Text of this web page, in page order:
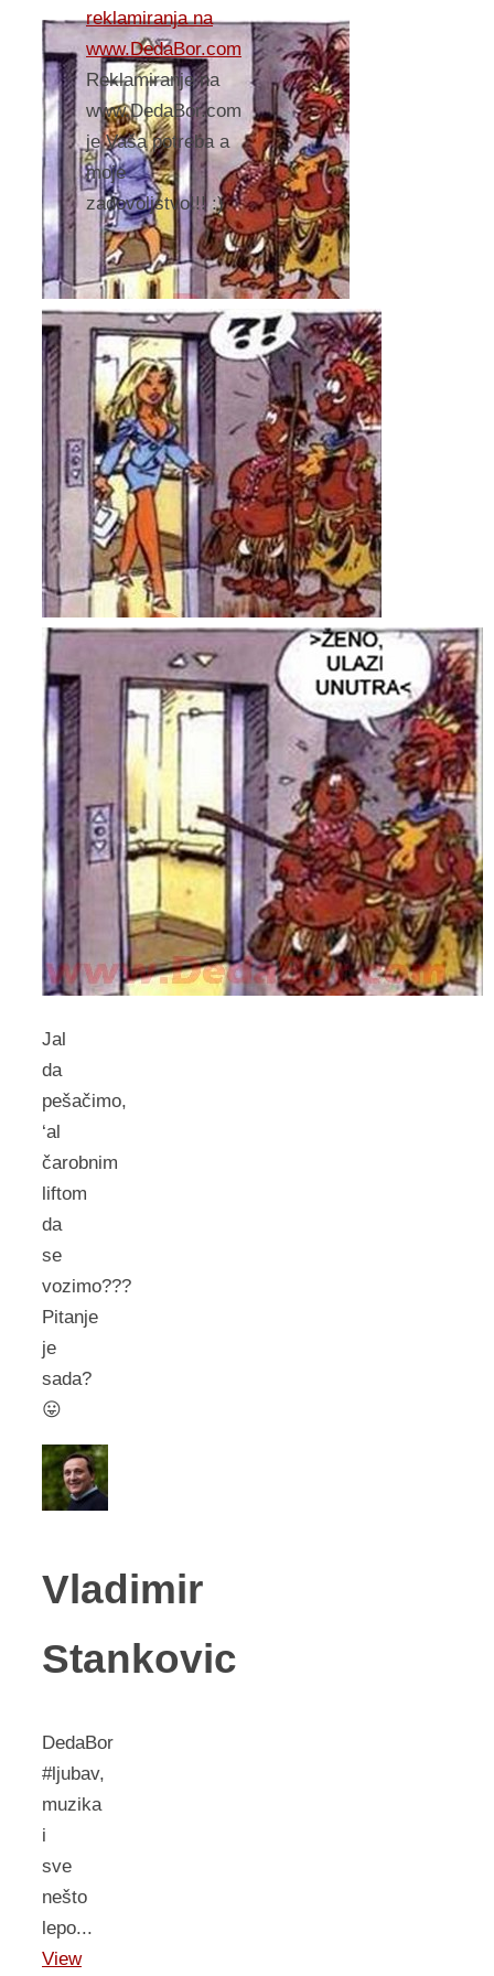
Jal
da
pešačimo,
‘al
čarobnim
liftom
da
se
vozimo???
Pitanje
je
sada?
😛
Vladimir
Stankovic
DedaBor
#ljubav,
muzika
i
sve
nešto
lepo...
View
reklamiranja na
www.DedaBor.com
Reklamiranje na
www.DedaBor.com
je Vaša potreba a
moje
zadovoljstvo!!! :)